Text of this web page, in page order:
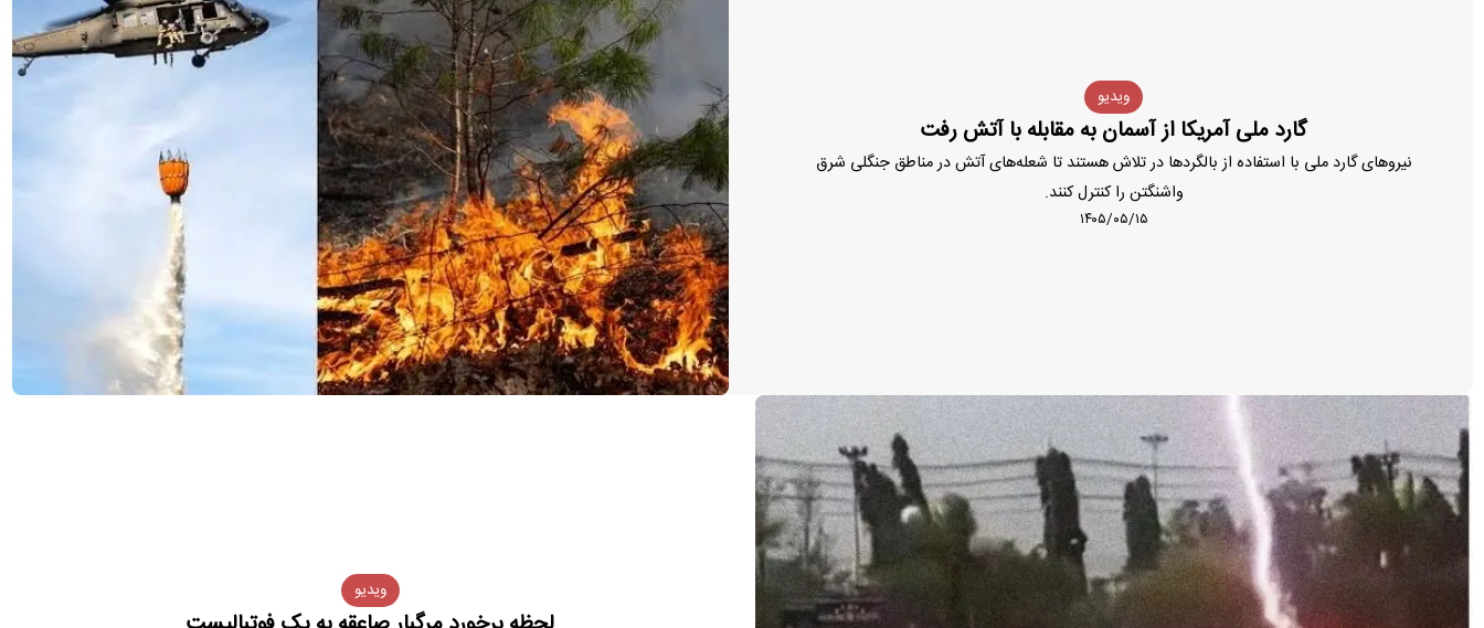
ویدیو
گارد ملی آمریکا از آسمان به مقابله با آتش رفت
نیروهای گارد ملی با استفاده از بالگردها در تلاش هستند تا شعله‌های آتش در مناطق جنگلی شرق
واشنگتن را کنترل کنند.
۱۴۰۵/۰۵/۱۵
ویدیو